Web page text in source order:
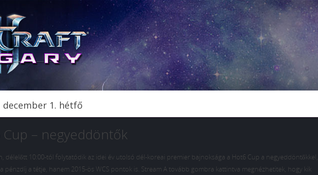
december 1. hétfő
– negyeddöntők
délelőtt 10:00-tól folytatódik az idei év utolsó dél-koreai premier bajnoksága a Hot6 Cup a negyeddöntőkkel,
pénzdíj a tétje, hanem 2015-ös WCS pontok is. Stream A tovább gombra kattintva megnézhetitek, hogy kik